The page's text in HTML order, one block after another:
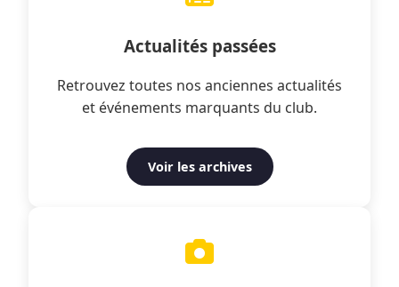
Actualités passées
Retrouvez toutes nos anciennes actualités
et événements marquants du club.
Voir les archives